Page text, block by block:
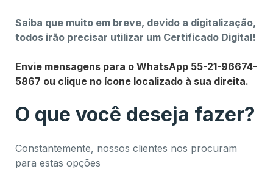
Saiba que muito em breve, devido a digitalização,
todos irão precisar utilizar um Certificado Digital!
Envie mensagens para o WhatsApp 55-21-96674-
5867 ou clique no ícone localizado à sua direita.
O que você deseja fazer?
Constantemente, nossos clientes nos procuram
para estas opções